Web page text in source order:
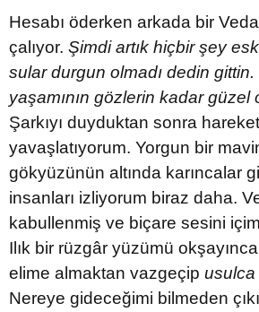
Hesabı öderken arkada bir
çalıyor. Şimdi artık hiçbir şey
sular durgun olmadı dedin
yaşamının gözlerin kadar güzel
Şarkıyı duyduktan sonra
yavaşlatıyorum. Yorgun bir
gökyüzünün altında karıncalar
insanları izliyorum biraz daha.
kabullenmiş ve biçare sesini
Ilık bir rüzgâr yüzümü
elime almaktan vazgeçip usulca
Nereye gideceğimi bilmeden